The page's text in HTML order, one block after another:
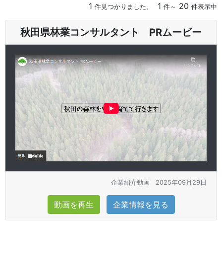
1 件見つかりました。 1 件～ 20 件表示中
秋田県林業コンサルタント PRムービー
企業紹介動画 2025年09月29日
動画を再生 企業情報を見る